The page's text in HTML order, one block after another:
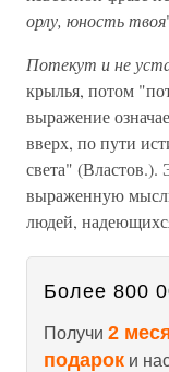
орлу, юность твоя
Потекут и не
крылья, потом
выражение
вверх, по пути
света" (Властов.).
выраженную
людей,
Более 800
Получи 2
подарок и